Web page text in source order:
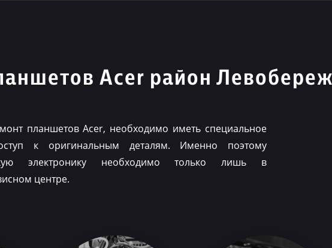
Acer район
планшетов Acer, необходимо иметь специальное
к оригинальным деталям. Именно поэтому
электронику необходимо только лишь в
центре.